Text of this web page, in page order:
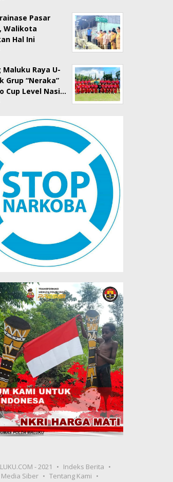
Pasar
Walikota
Hal Ini
Raya U-
Grup “Neraka”
Cup Level Nasi…
- 2021
Indeks Berita
Siber
Tentang Kami